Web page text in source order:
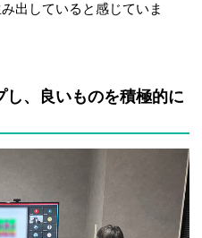
出していると感じていま
、良いものを積極的に